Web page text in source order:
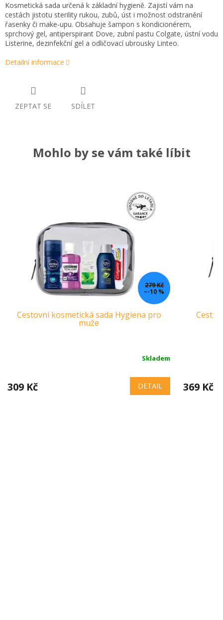
Kosmetická sada určená k základní hygieně. Zajistí vám na
cestách jistotu sterility rukou, zubů, úst i možnost odstranění
řasenky či make-upu. Obsahuje šampon s kondicionérem,
sprchový gel, antiperspirant Dove, zubní pastu Colgate, ústní vodu
Listerine, dezinfekční gel a odličovací ubrousky Linteo.
Detailní informace
ZEPTAT SE SDÍLET
Mohlo by se vám také líbit
279 Kč
–-10 %
Cestovní kosmetická sada Hygiena pro
muže
Skladem
309 Kč DETAIL 369 Kč